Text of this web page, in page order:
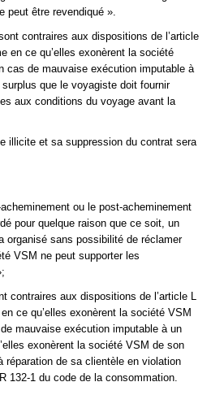
peut être revendiqué ».
contraires aux dispositions de l’article
en ce qu’elles exonèrent la société
cas de mauvaise exécution imputable à
que le voyagiste doit fournir
aux conditions du voyage avant la
illicite et sa suppression du contrat sera
ou le post-acheminement
pour quelque raison que ce soit, un
organisé sans possibilité de réclamer
VSM ne peut supporter les
contraires aux dispositions de l’article L
ce qu’elles exonèrent la société VSM
mauvaise exécution imputable à un
exonèrent la société VSM de son
réparation de sa clientèle en violation
132-1 du code de la consommation.